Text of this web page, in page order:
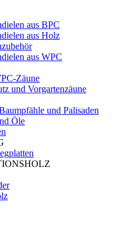
aus BPC
aus Holz
aus WPC
Zäune
und Vorgartenzäune
und Palisaden
Öle